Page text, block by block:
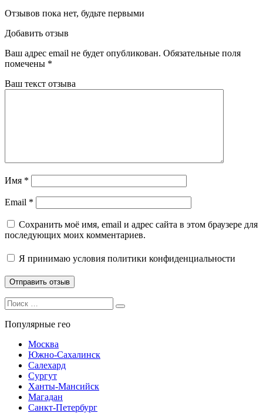
Отзывов пока нет, будьте первыми
Добавить отзыв
Ваш адрес email не будет опубликован. Обязательные поля
помечены *
Ваш текст отзыва
Имя *
Email *
Сохранить моё имя, email и адрес сайта в этом браузере для
последующих моих комментариев.
Я принимаю условия политики конфиденциальности
Search
for:
Search
Популярные гео
Москва
Южно-Сахалинск
Салехард
Сургут
Ханты-Мансийск
Магадан
Санкт-Петербург